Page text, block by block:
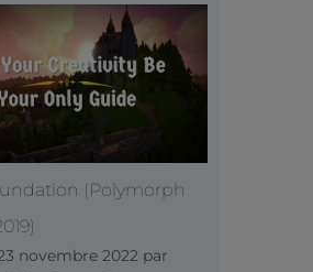
(Polymorph
novembre 2022 par